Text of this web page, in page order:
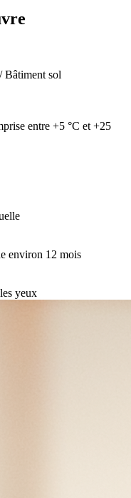
Bâtiment sol
entre +5 °C et +25
environ 12 mois
yeux